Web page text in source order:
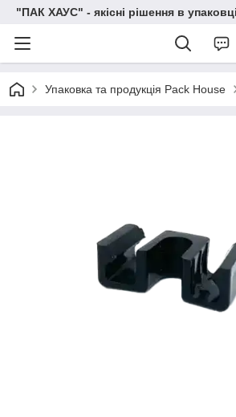
"ПАК ХАУС" - якісні рішення в упаковці
Упаковка та продукція Pack House